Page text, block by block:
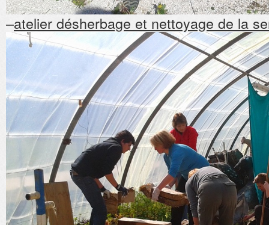
–atelier désherbage et nettoyage de la